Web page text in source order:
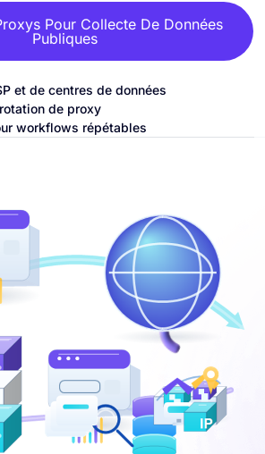
Pour Collecte De Données
Publiques
et de centres de données
de proxy
workflows répétables